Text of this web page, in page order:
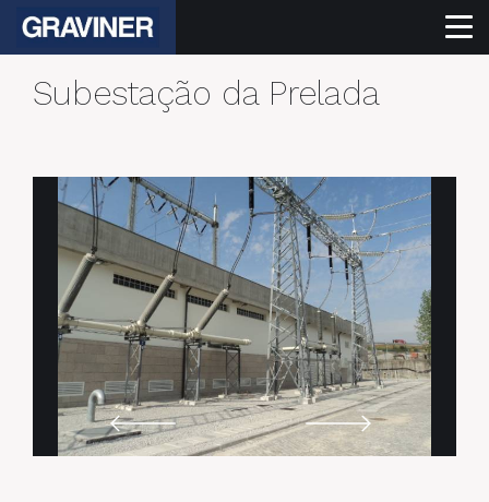
Subestação da Prelada